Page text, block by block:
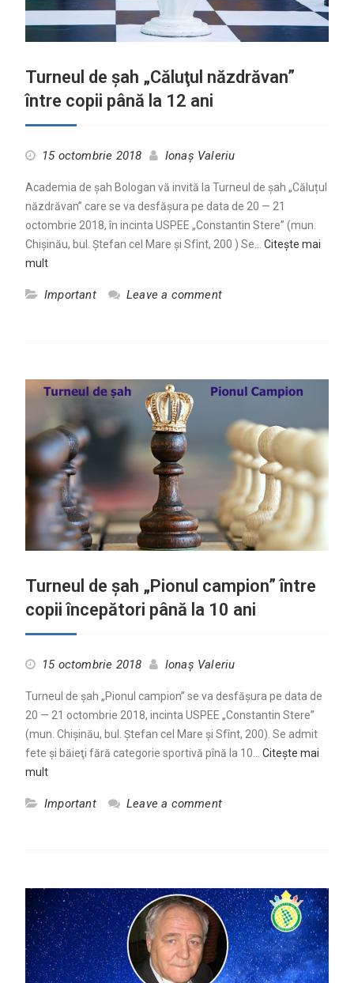
Turneul de şah „Căluţul năzdrăvan”
între copii până la 12 ani
15 octombrie 2018 Ionaș Valeriu
Academia de șah Bologan vă invită la Turneul de șah „Căluțul
năzdrăvan” care se va desfășura pe data de 20 — 21
octombrie 2018, în incinta USPEE „Constantin Stere” (mun.
Chişinău, bul. Ștefan cel Mare și Sfînt, 200 ) Se… Citește mai
mult
Important Leave a comment
Turneul de şah „Pionul campion” între
copii începători până la 10 ani
15 octombrie 2018 Ionaș Valeriu
Turneul de șah „Pionul campion” se va desfășura pe data de
20 — 21 octombrie 2018, incinta USPEE „Constantin Stere”
(mun. Chişinău, bul. Ștefan cel Mare și Sfînt, 200). Se admit
fete şi băieţi fără categorie sportivă pînă la 10… Citește mai
mult
Important Leave a comment